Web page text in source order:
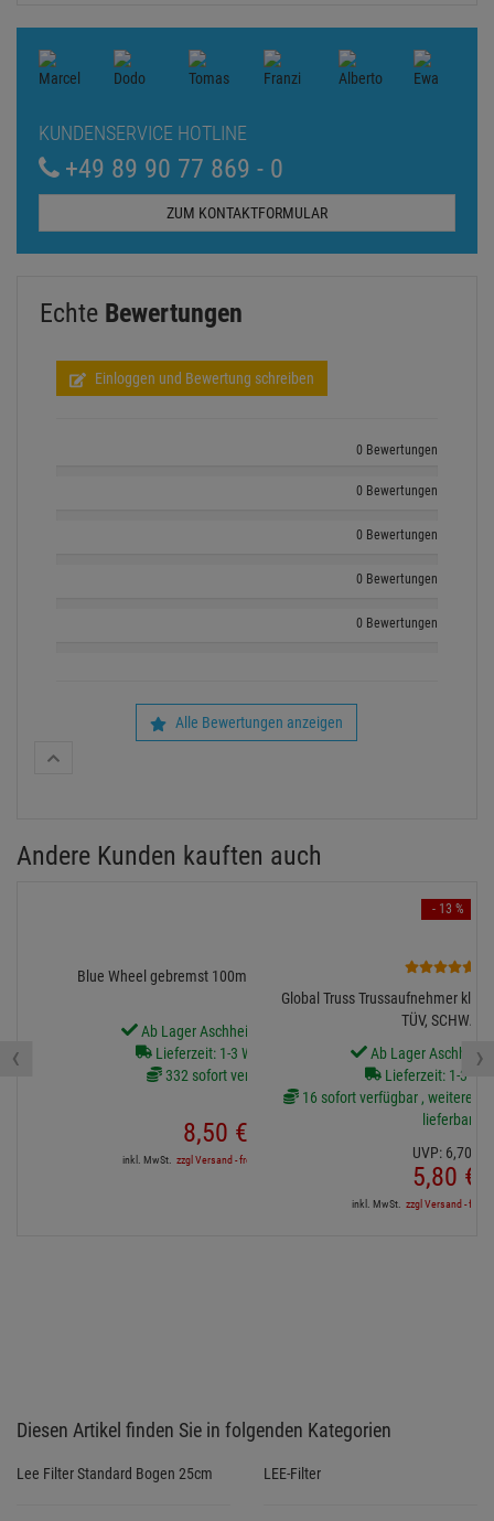
KUNDENSERVICE HOTLINE
+49 89 90 77 869 - 0
ZUM KONTAKTFORMULAR
Echte Bewertungen
Einloggen und Bewertung schreiben
0 Bewertungen
0 Bewertungen
0 Bewertungen
0 Bewertungen
0 Bewertungen
Alle Bewertungen anzeigen
Andere Kunden kauften auch
Blue Wheel gebremst 100mm, 150kg pro Rolle
Ab Lager Aschheim lieferbar
Lieferzeit: 1-3 Werktage
332 sofort verfügbar
8,50 €
inkl. MwSt. zzgl Versand - frei ab 90,-€ in DE
Global Truss Trussaufnehmer
TÜV, SCHWARZ
Ab Lager
Lieferzeit: 1-3
16 sofort verfügbar , weitere
lieferbar
UVP: 6,70
5,80 €
inkl. MwSt. zzgl Versand - frei
- 13 %
‹ ›
Diesen Artikel finden Sie in folgenden Kategorien
Lee Filter Standard Bogen 25cm LEE-Filter